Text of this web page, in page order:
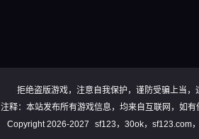
拒绝盗版游戏，注意自我保护，谨防受骗上当
注释：本站发布所有游戏信息，均来自互联网，如
Copyright 2026-2027
sf123，30ok，sf123.com